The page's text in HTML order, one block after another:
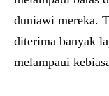
duniawi mereka.
diterima banyak
melampaui